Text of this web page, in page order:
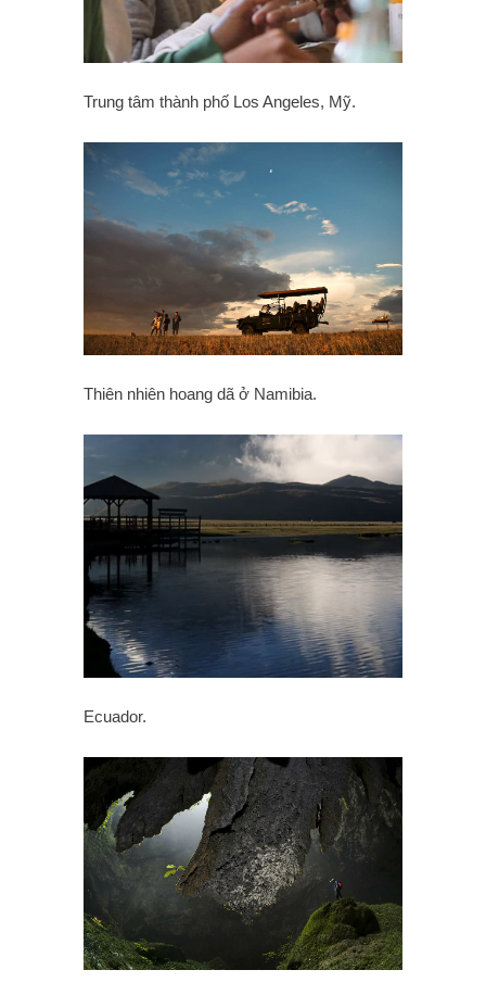
Trung tâm thành phố Los Angeles, Mỹ.
Thiên nhiên hoang dã ở Namibia.
Ecuador.